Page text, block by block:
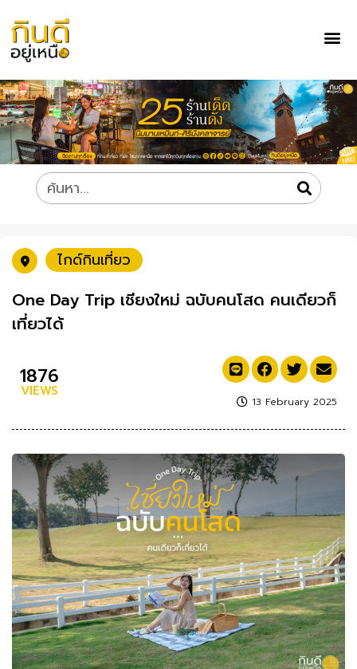
ไกด์กินเที่ยว
One Day Trip เชียงใหม่ ฉบับคนโสด คนเดียวก็
เที่ยวได้
1876
VIEWS
13 February 2025